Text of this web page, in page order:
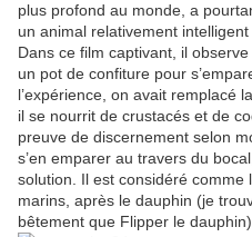
plus profond au monde, a
un animal relativement intelligent
Dans ce film captivant, il
un pot de confiture pour
l’expérience, on avait remplacé
il se nourrit de crustacés et de
preuve de discernement selon
s’en emparer au travers du
solution. Il est considéré comme
marins, après le dauphin (je
bêtement que Flipper le dauphin).